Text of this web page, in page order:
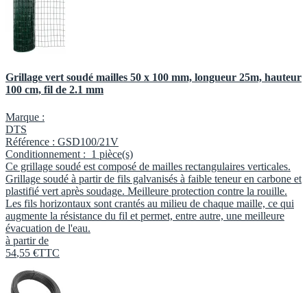
Grillage vert soudé mailles 50 x 100 mm, longueur 25m, hauteur
100 cm, fil de 2.1 mm
Marque :
DTS
Référence : GSD100/21V
Conditionnement : 1 pièce(s)
Ce grillage soudé est composé de mailles rectangulaires verticales.
Grillage soudé à partir de fils galvanisés à faible teneur en carbone et
plastifié vert après soudage. Meilleure protection contre la rouille.
Les fils horizontaux sont crantés au milieu de chaque maille, ce qui
augmente la résistance du fil et permet, entre autre, une meilleure
évacuation de l'eau.
à partir de
54,55 €TTC